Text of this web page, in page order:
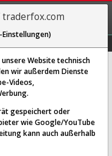
REGIS-
TRIEREN
US56400P7069]
%
19:59 Uhr
Website technisch
wir außerdem Dienste
Videos,
gespeichert oder
wie Google/YouTube
kann auch außerhalb